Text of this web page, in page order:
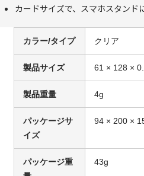
カードサイズで、スマホスタンド
カラー/タイプ クリア
製品サイズ 61 × 128 ×
製品重量 4g
パッケージサ
イズ
94 × 200 ×
パッケージ重
43g